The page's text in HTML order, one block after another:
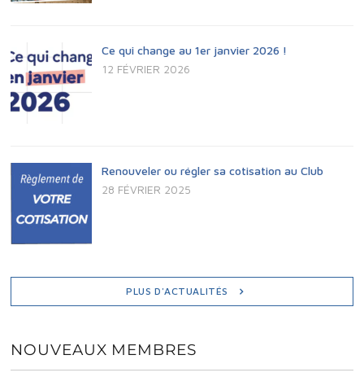
Ce qui change au 1er janvier 2026 !
12 FÉVRIER 2026
Renouveler ou régler sa cotisation au Club
28 FÉVRIER 2025
PLUS D'ACTUALITÉS
NOUVEAUX MEMBRES